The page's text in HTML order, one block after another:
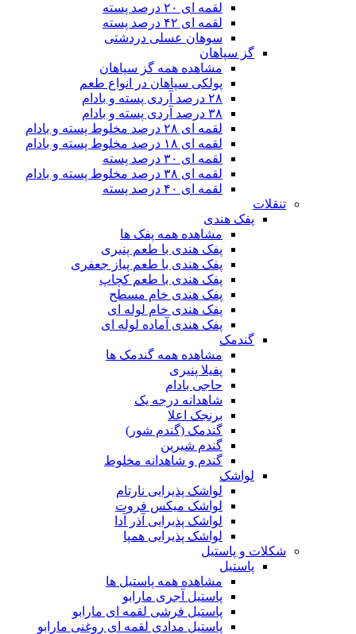
لقمه ای ۲۰ درصد پسته
لقمه ای ۴۲ درصد پسته
سوهان عسلی دردشتی
گز سپاهان
مشاهده همه گز سپاهان
پولکی سپاهان در انواع طعم
۲۸ درصد آردی پسته و بادام
۳۸ درصد آردی پسته و بادام
لقمه ای ۲۸ درصد مخلوط پسته و بادام
لقمه ای ۱۸ درصد مخلوط پسته و بادام
لقمه ای ۳۰ درصد پسته
لقمه ای ۳۸ درصد مخلوط پسته و بادام
لقمه ای ۴۰ درصد پسته
تنقلات
پفک هندی
مشاهده همه پفک ها
پفک هندی با طعم پنیری
پفک هندی با طعم پیاز جعفری
پفک هندی با طعم کچاپ
پفک هندی خام مسطح
پفک هندی خام لوله ای
پفک هندی آماده لوله ای
گندمک
مشاهده همه گندمک ها
پفیلا پنیری
حاجی بادام
شاهدانه درجه یک
برنجک اعلا
گندمک (گندم شور)
گندم شیرین
گندم و شاهدانه مخلوط
لواشک
لواشک پذیرایی نارتام
لواشک میکس فروت
لواشک پذیرایی آذر آدا
لواشک پذیرایی همپا
شکلات و پاستیل
پاستیل
مشاهده همه پاستیل ها
پاستیل آجری مارابو
پاستیل فرشی لقمه ای مارابو
پاستیل مدادی لقمه ای روغنی مارابو